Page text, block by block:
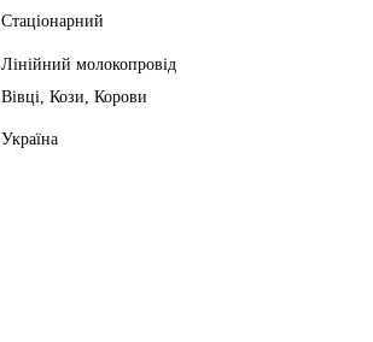
Стаціонарний
Лінійний молокопровід
Вівці, Кози, Корови
Україна